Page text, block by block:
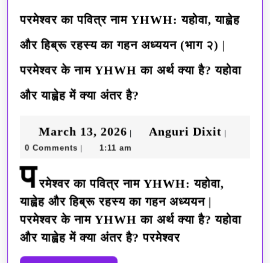
परमेश्वर का पवित्र नाम YHWH: यहोवा, याह्वेह
और हिब्रू रहस्य का गहन अध्ययन (भाग २) |
परमेश्वर के नाम YHWH का अर्थ क्या है? यहोवा
और याह्वेह में क्या अंतर है?
पवित्र
YHWH:
यहोवा,
याह्वेह
और
March 13, 2026 March
13,
Anguri Dixit Anguri
0 Comments 1:11 am
प रमेश्वर का पवित्र नाम YHWH: यहोवा,
याह्वेह और हिब्रू रहस्य का गहन अध्ययन |
परमेश्वर के नाम YHWH का अर्थ क्या है? यहोवा
और याह्वेह में क्या अंतर है? परमेश्वर